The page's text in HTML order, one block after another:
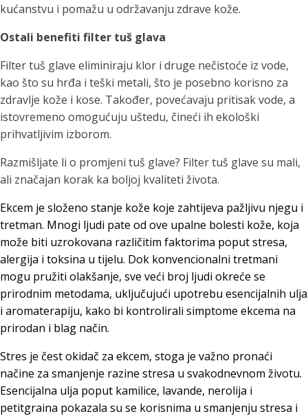
kućanstvu i pomažu u održavanju zdrave kože.
Ostali benefiti filter tuš glava
Filter tuš glave eliminiraju klor i druge nečistoće iz vode,
kao što su hrđa i teški metali, što je posebno korisno za
zdravlje kože i kose. Također, povećavaju pritisak vode, a
istovremeno omogućuju uštedu, čineći ih ekološki
prihvatljivim izborom.
Razmišljate li o promjeni tuš glave? Filter tuš glave su mali,
ali značajan korak ka boljoj kvaliteti života.
Ekcem je složeno stanje kože koje zahtijeva pažljivu njegu i
tretman. Mnogi ljudi pate od ove upalne bolesti kože, koja
može biti uzrokovana različitim faktorima poput stresa,
alergija i toksina u tijelu. Dok konvencionalni tretmani
mogu pružiti olakšanje, sve veći broj ljudi okreće se
prirodnim metodama, uključujući upotrebu esencijalnih ulja
i aromaterapiju, kako bi kontrolirali simptome ekcema na
prirodan i blag način.
Stres je čest okidač za ekcem, stoga je važno pronaći
načine za smanjenje razine stresa u svakodnevnom životu.
Esencijalna ulja poput kamilice, lavande, nerolija i
petitgraina pokazala su se korisnima u smanjenju stresa i